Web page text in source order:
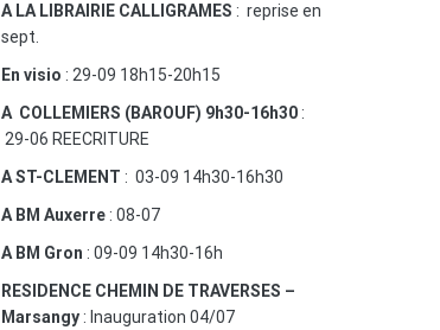
A LA LIBRAIRIE CALLIGRAMES : reprise en
sept.
En visio : 29-09 18h15-20h15
A COLLEMIERS (BAROUF) 9h30-16h30 :
29-06 REECRITURE
A ST-CLEMENT : 03-09 14h30-16h30
A BM Auxerre : 08-07
A BM Gron : 09-09 14h30-16h
RESIDENCE CHEMIN DE TRAVERSES –
Marsangy : Inauguration 04/07